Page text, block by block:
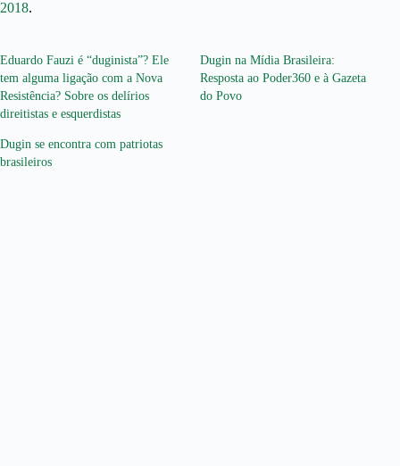
2018.
Eduardo Fauzi é “duginista”? Ele
tem alguma ligação com a Nova
Resistência? Sobre os delírios
direitistas e esquerdistas
Dugin na Mídia Brasileira:
Resposta ao Poder360 e à Gazeta
do Povo
Dugin se encontra com patriotas
brasileiros